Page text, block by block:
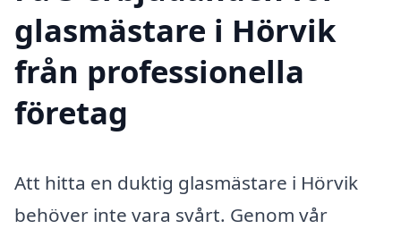
glasmästare i Hörvik
från professionella
företag
Att hitta en duktig glasmästare i Hörvik
behöver inte vara svårt. Genom vår